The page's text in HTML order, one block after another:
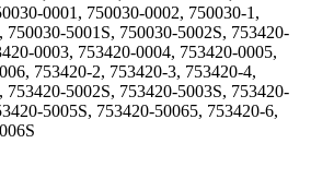
0001, 750030-0002, 750030-1,
750030-5001S, 750030-5002S, 753420-
0003, 753420-0004, 753420-0005,
753420-2, 753420-3, 753420-4,
753420-5002S, 753420-5003S, 753420-
5005S, 753420-50065, 753420-6,